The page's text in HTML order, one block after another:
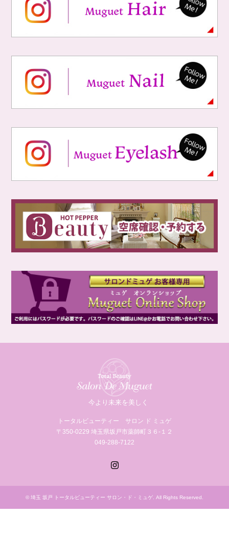
今より未来を美しく
トータルビューティー サロン ド ミュゲ
〒350-0229 埼玉県坂戸市薬師町３６‐１２
049-288-7122
© 埼玉 坂戸 トータルビューティー サロン・ド・ミュゲ . All Rights Reserved.